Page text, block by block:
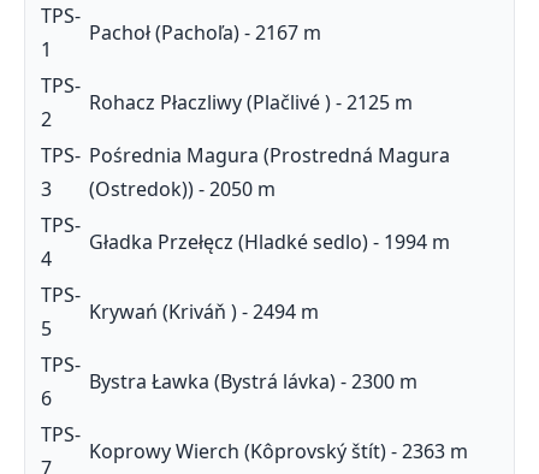
TPS-
1
Pachoł (Pachoľa) - 2167 m
TPS-
2
Rohacz Płaczliwy (Plačlivé ) - 2125 m
TPS-
3
Pośrednia Magura (Prostredná Magura
(Ostredok)) - 2050 m
TPS-
4
Gładka Przełęcz (Hladké sedlo) - 1994 m
TPS-
5
Krywań (Kriváň ) - 2494 m
TPS-
6
Bystra Ławka (Bystrá lávka) - 2300 m
TPS-
7
Koprowy Wierch (Kôprovský štít) - 2363 m